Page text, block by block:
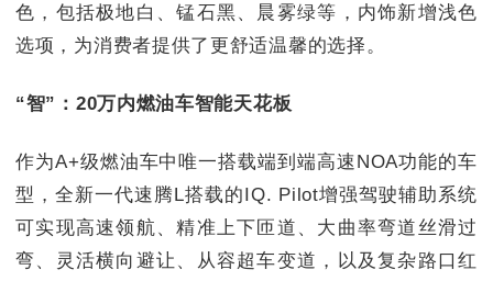
色，包括极地白、锰石黑、晨雾绿等，内饰新增浅色
选项，为消费者提供了更舒适温馨的选择。
“智”：20万内燃油车智能天花板
作为A+级燃油车中唯一搭载端到端高速NOA功能的车
型，全新一代速腾L搭载的IQ. Pilot增强驾驶辅助系统
可实现高速领航、精准上下匝道、大曲率弯道丝滑过
弯、灵活横向避让、从容超车变道，以及复杂路口红